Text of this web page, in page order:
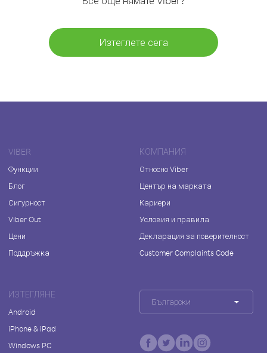
Изтеглете сега
VIBER
Функции
Блог
Сигурност
Viber Out
Цени
Поддръжка
КОМПАНИЯ
Относно Viber
Център на марката
Кариери
Условия и правила
Декларация за поверителност
Customer Complaints Code
ИЗТЕГЛЯНЕ
Android
iPhone & iPad
Windows PC
Български